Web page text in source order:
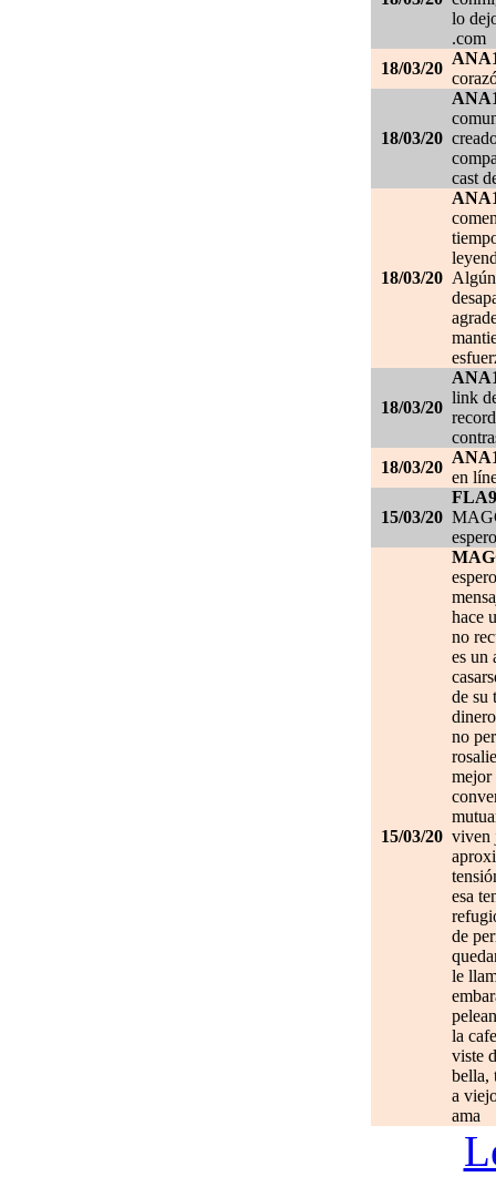
lo
.com
18/03/20
18/03/20
cast
18/03/20
18/03/20
link
18/03/20
en
15/03/20
15/03/20
hace
no
es un
de su
no
mejor
viven
esa
de
le
la
viste
bella,
a
ama